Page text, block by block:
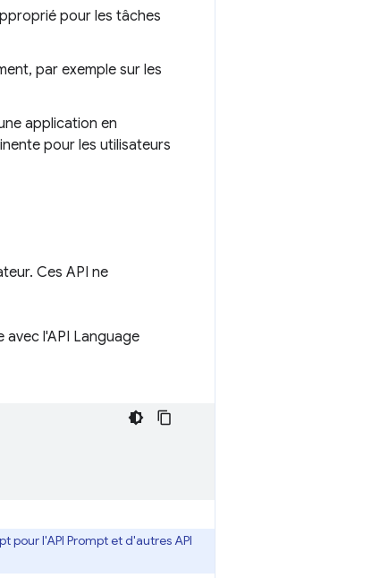
pour les tâches
par exemple sur les
application en
pour les utilisateurs
Ces API ne
l'API Language
pour l'API Prompt et d'autres API